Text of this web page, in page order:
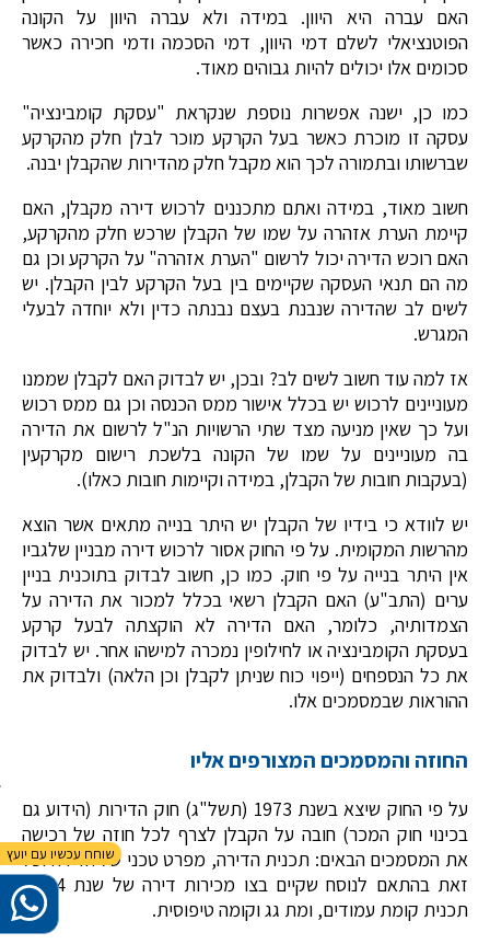
האם עברה היא היוון. במידה ולא עברה היוון על הקונה
הפוטנציאלי לשלם דמי היוון, דמי הסכמה ודמי חכירה כאשר
סכומים אלו יכולים להיות גבוהים מאוד.
כמו כן, ישנה אפשרות נוספת שנקראת "עסקת קומבינציה"
עסקה זו מוכרת כאשר בעל הקרקע מוכר לבלן חלק מהקרקע
שברשותו ובתמורה לכך הוא מקבל חלק מהדירות שהקבלן יבנה.
חשוב מאוד, במידה ואתם מתכננים לרכוש דירה מקבלן, האם
קיימת הערת אזהרה על שמו של הקבלן שרכש חלק מהקרקע,
האם רוכש הדירה יכול לרשום "הערת אזהרה" על הקרקע וכן גם
מה הם תנאי העסקה שקיימים בין בעל הקרקע לבין הקבלן. יש
לשים לב שהדירה שנבנת בעצם נבנתה כדין ולא יוחדה לבעלי
המגרש.
אז למה עוד חשוב לשים לב? ובכן, יש לבדוק האם לקבלן שממנו
מעוניינים לרכוש יש בכלל אישור ממס הכנסה וכן גם ממס רכוש
ועל כך שאין מניעה מצד שתי הרשויות הנ"ל לרשום את הדירה
בה מעוניינים על שמו של הקונה בלשכת רישום מקרקעין
(בעקבות חובות של הקבלן, במידה וקיימות חובות כאלו).
יש לוודא כי בידיו של הקבלן יש היתר בנייה מתאים אשר הוצא
מהרשות המקומית. על פי החוק אסור לרכוש דירה מבניין שלגביו
אין היתר בנייה על פי חוק. כמו כן, חשוב לבדוק בתוכנית בניין
ערים (התב"ע) האם הקבלן רשאי בכלל למכור את הדירה על
הצמדותיה, כלומר, האם הדירה לא הוקצתה לבעל קרקע
בעסקת הקומבינציה או לחילופין נמכרה למישהו אחר. יש לבדוק
את כל הנספחים (ייפוי כוח שניתן לקבלן וכן הלאה) ולבדוק את
ההוראות שבמסמכים אלו.
החוזה והמסמכים המצורפים אליו
על פי החוק שיצא בשנת 1973 (תשל"ג) חוק הדירות (הידוע גם
בכינוי חוק המכר) חובה על הקבלן לצרף לכל חוזה של רכישה
את המסמכים הבאים: תכנית הדירה, מפרט טכני של הדירה וכל
זאת בהתאם לנוסח שקיים בצו מכירות דירה של שנת 1974,
תכנית קומת עמודים, ומת גג וקומה טיפוסית.